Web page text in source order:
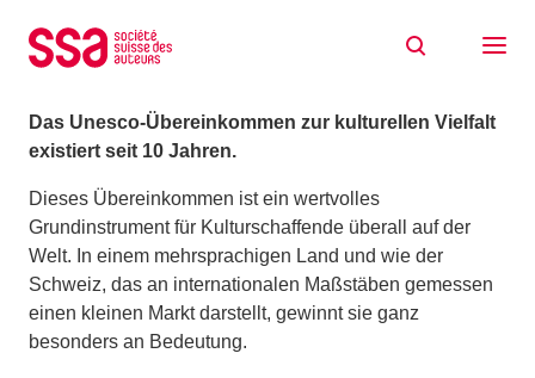
Das Unesco-Übereinkommen zur kulturellen Vielfalt
existiert seit 10 Jahren.
Dieses Übereinkommen ist ein wertvolles
Grundinstrument für Kulturschaffende überall auf der
Welt. In einem mehrsprachigen Land und wie der
Schweiz, das an internationalen Maßstäben gemessen
einen kleinen Markt darstellt, gewinnt sie ganz
besonders an Bedeutung.